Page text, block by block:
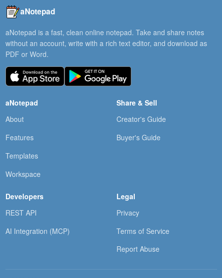
aNotepad
aNotepad is a fast, clean online notepad. Take and share notes
without an account, write with a rich text editor, and download as
PDF or Word.
aNotepad
About
Features
Templates
Workspace
Share & Sell
Creator's Guide
Buyer's Guide
Developers
REST API
AI Integration (MCP)
Legal
Privacy
Terms of Service
Report Abuse